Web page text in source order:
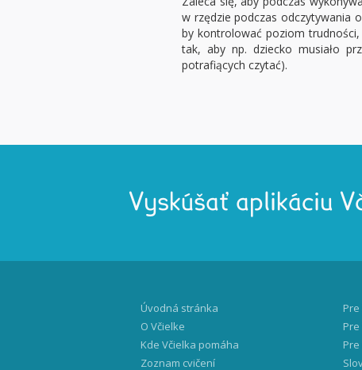
w rzędzie podczas odczytywania
by kontrolować poziom
tak, aby np. dziecko musiało
potrafiących czytać).
Vyskúšať aplikáciu
Úvodná stránka
O Včielke
Kde Včielka pomáha
Zoznam cvičení